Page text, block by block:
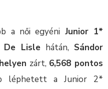
a női egyéni Junior 1*
De Lisle hátán, Sándor
zárt, 6,568 pontos
léphetett a Junior 2*